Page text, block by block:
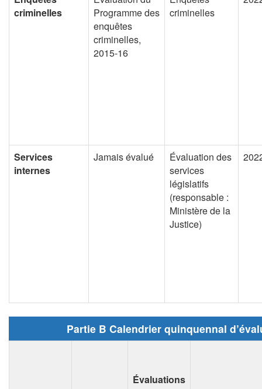
criminelles
Programme des
enquêtes
criminelles,
2015-16
criminelles
Services
internes
Jamais évalué
Évaluation des
services
législatifs
(responsable :
Ministère de la
Justice)
Partie B Calendrier quinquennal
Évaluations